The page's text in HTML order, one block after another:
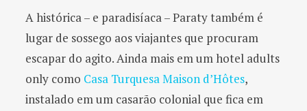
A histórica – e paradisíaca – Paraty também é
lugar de sossego aos viajantes que procuram
escapar do agito. Ainda mais em um hotel adults
only como Casa Turquesa Maison d’Hôtes,
instalado em um casarão colonial que fica em